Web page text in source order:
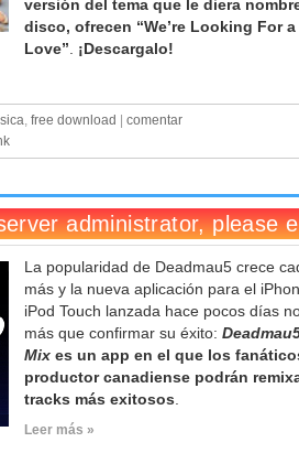
versión del tema que le diera
disco, ofrecen “We’re Looking For
Love”. ¡Descargalo!
, free download
comentar
La popularidad de Deadmau5 crece
más y la nueva aplicación para el
iPod Touch lanzada hace pocos días
más que confirmar su éxito:
Mix es un app en el que los
productor canadiense podrán
tracks más exitosos.
Leer más »